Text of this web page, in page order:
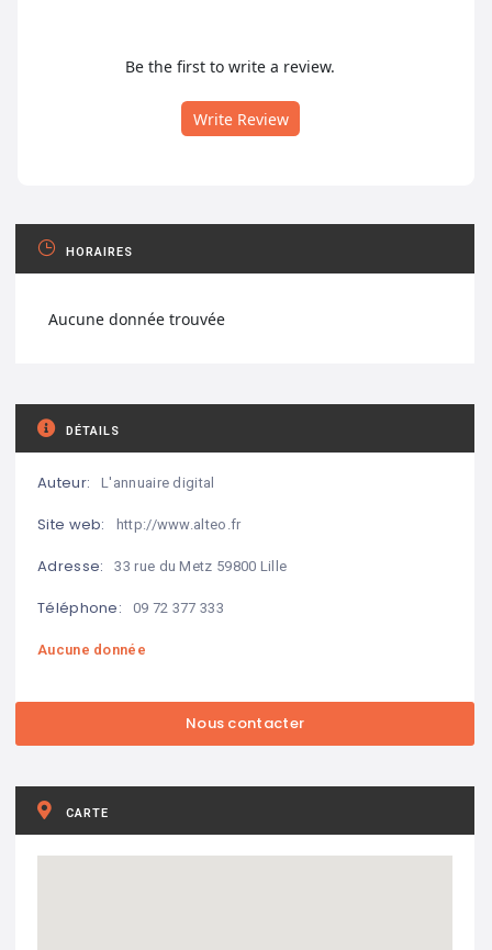
Be the first to write a review.
Write Review
HORAIRES
Aucune donnée trouvée
DÉTAILS
Auteur: L'annuaire digital
Site web: http://www.alteo.fr
Adresse: 33 rue du Metz 59800 Lille
Téléphone: 09 72 377 333
Aucune donnée
CARTE